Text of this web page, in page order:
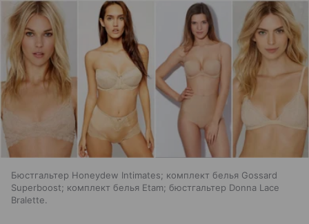
Бюстгальтер Honeydew Intimates; комплект белья Gossard
Superboost; комплект белья Etam; бюстгальтер Donna Lace
Bralette.